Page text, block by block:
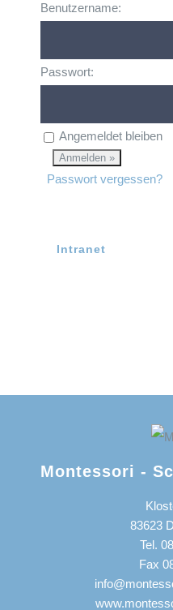
Benutzername:
Passwort:
Angemeldet bleiben
Passwort vergessen?
Intranet
Montessori -
83623
Tel.
Fax